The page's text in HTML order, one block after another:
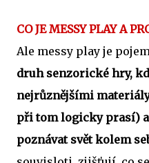
CO JE MESSY PLAY A
Ale messy play je
druh senzorické hry,
nejrůznějšími
při tom logicky prasí)
poznávat svět kolem